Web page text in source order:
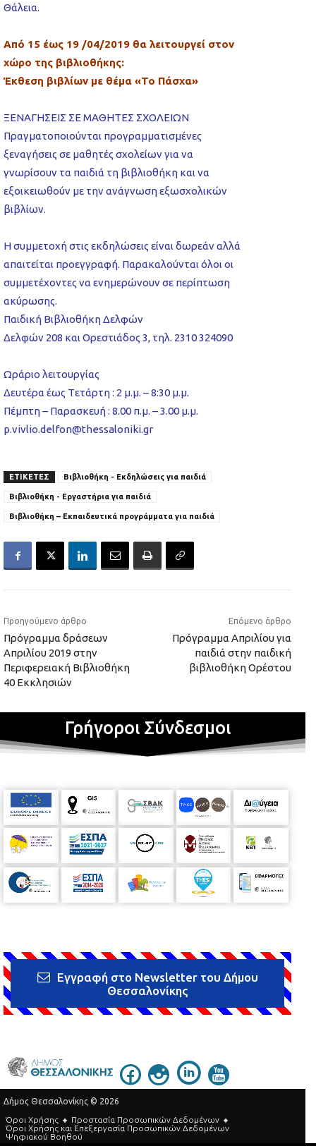
Θάλεια.
Από 15 έως 19 /04/2019 θα λειτουργεί στον
χώρο της βιβλιοθήκης:
Έκθεση βιβλίων με θέμα «Το Πάσχα»
ΞΕΝΑΓΗΣΕΙΣ ΣΕ ΜΑΘΗΤΕΣ ΣΧΟΛΕΙΩΝ
Πραγματοποιούνται προγραμματισμένες
ξεναγήσεις σε μαθητές σχολείων για να
γνωρίσουν τα παιδιά τη βιβλιοθήκη και να
εξοικειωθούν με την ανάγνωση εξωσχολικών
βιβλίων.
Η συμμετοχή στις εκδηλώσεις είναι δωρεάν αλλά
απαιτείται προεγγραφή. Παρακαλούνται όλοι οι
συμμετέχοντες να ενημερώνουν σε περίπτωση
ακύρωσης.
Παιδική Βιβλιοθήκη Δελφών
Δελφών 208 και Ορεστιάδος 3, τηλ. 2310 324090
Ωράριο λειτουργίας
Δευτέρα έως Tετάρτη : 2 μ.μ. – 8:30 μ.μ.
Πέμπτη – Παρασκευή : 8.00 π.μ. – 3.00 μ.μ.
p.vivlio.delfon@thessaloniki.gr
ΕΤΙΚΕΤΕΣ Βιβλιοθήκη - Εκδηλώσεις για παιδιά
Βιβλιοθήκη - Εργαστήρια για παιδιά
Βιβλιοθήκη – Εκπαιδευτικά προγράμματα για παιδιά
Προηγούμενο άρθρο
Πρόγραμμα δράσεων
Απριλίου 2019 στην
Περιφερειακή Βιβλιοθήκη
40 Εκκλησιών
Επόμενο άρθρο
Πρόγραμμα Απριλίου για
παιδιά στην παιδική
βιβλιοθήκη Ορέστου
Γρήγοροι Σύνδεσμοι
Εγγραφή στο Newsletter του Δήμου
Θεσσαλονίκης
Δήμος Θεσσαλονίκης © 2026
Όροι Χρήσης
Προστασία Προσωπικών Δεδομένων
Όροι Xρήσης και Eπεξεργασία Προσωπικών Δεδομένων
Ψηφιακού Βοηθού